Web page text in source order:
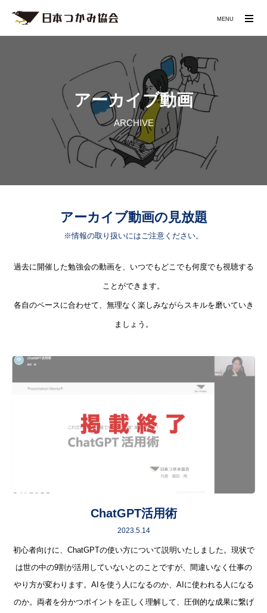
アーカイブ動画
ARCHIVE
アーカイブ動画の見放題
※情報の取り扱いにはご注意ください。
過去に開催した勉強会の動画を、いつでもどこでも何度でも視聴する
ことができます。
各自のペースに合わせて、無理なく楽しみながらスキルを磨いていき
ましょう。
ChatGPT活用術
2023.5.14
初心者向けに、ChatGPTの使い方について説明いたしました。現状で
は世の中の9割が活用していないとのことですが、間違いなく仕事の
やり方が変わります。AIを使う人になるのか、AIに使われる人になる
のか。両者を分かつポイントを正しく理解して、圧倒的な成果に繋げ
MENU